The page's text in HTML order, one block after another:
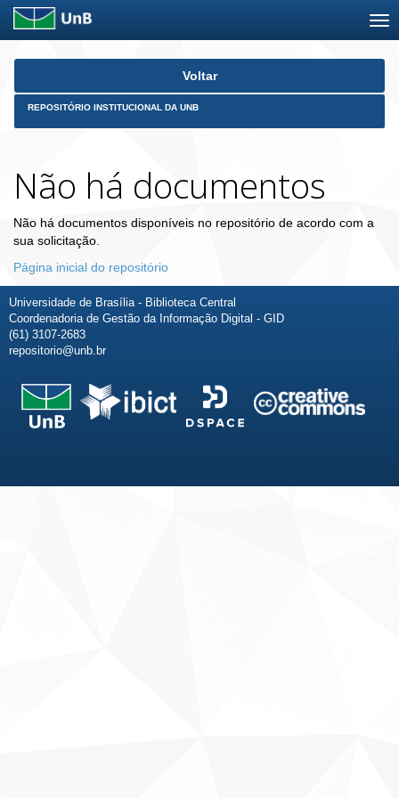
Skip
Voltar
REPOSITÓRIO INSTITUCIONAL DA UNB
Não há documentos
Não há documentos disponíveis no repositório de acordo com a
sua solicitação.
Página inicial do repositório
Universidade de Brasília - Biblioteca Central
Coordenadoria de Gestão da Informação Digital - GID
(61) 3107-2683
repositorio@unb.br